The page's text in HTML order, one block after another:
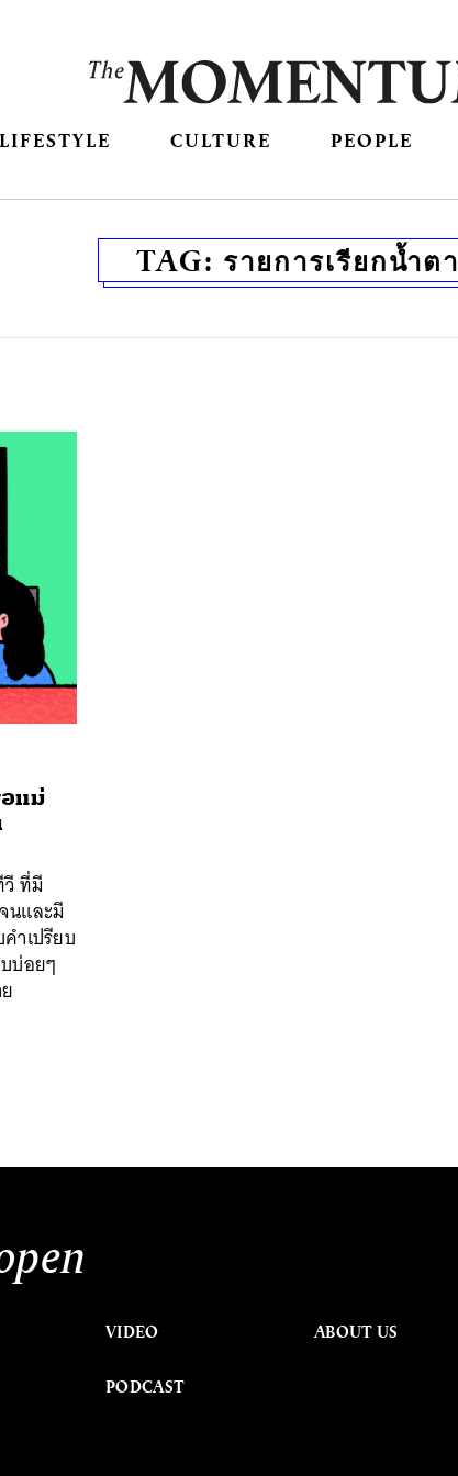
LIFESTYLE CULTURE PEOPLE
TAG: รายการเรียกน้ำตา
แม่
ที่มี
นและมี
ำเปรียบ
บ่อยๆ
VIDEO
PODCAST
ABOUT US